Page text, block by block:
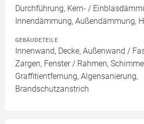
Durchführung, Kern- /
Innendämmung, Außendämmung,
GEBÄUDETEILE
Innenwand, Decke, Außenwand /
Zargen, Fenster / Rahmen,
Graffitientfernung, Algensanierung,
Brandschutzanstrich